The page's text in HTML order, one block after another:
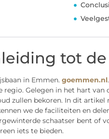
tot
in Emmen. goemmen.nl
regio. Gelegen in het hart van
zullen bekoren. In dit artikel
we de faciliteiten en
schaatser bent of
iets te bieden.